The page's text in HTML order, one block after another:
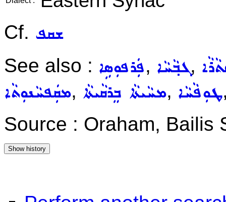
Cf. ܫܩܦ
See also : ܦܲܪܦܘܼܣܹܐ, ܓܒ݂ܵܚܵܐ,
ܡܩܲܦܚܵܢܘܼܬܵܐ, ܡܚܵܝܬܵܐ ܒܸܪܩܵܝܬܵܐ, ܛܘܼܦܵܚܵܐ
Source : Oraham, Bailis